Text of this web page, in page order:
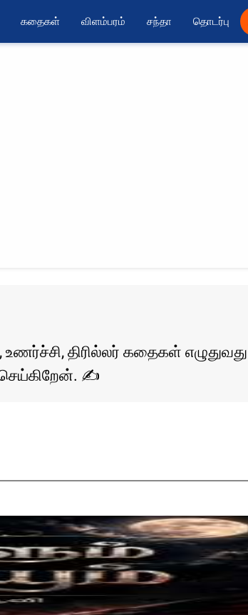
கதைகள் விளம்பரம் சந்தா தொடர்பு
திரில்லர் கதைகள் எழுதுவது
செய்கிறேன். ✍️